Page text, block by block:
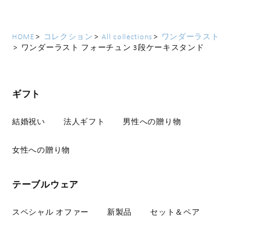
HOME コレクション All collections
ワンダーラスト
ワンダーラスト フォーチュン 3段ケーキスタンド
ギフト
結婚祝い 法人ギフト 男性への贈り物
女性への贈り物
テーブルウェア
スペシャル オファー 新製品 セット＆ペア